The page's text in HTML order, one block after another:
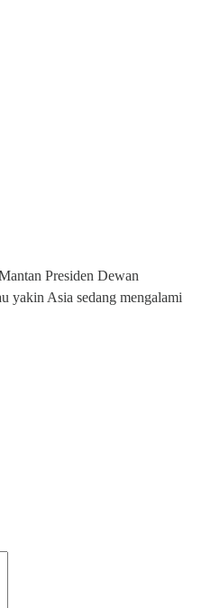
Presiden Dewan
yakin Asia sedang mengalami